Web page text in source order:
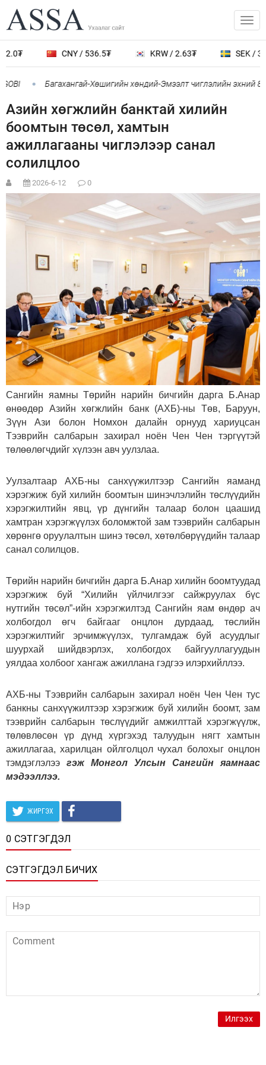
CNY / 536.5₮ KRW / 2.63₮ SEK /
Багахангай-Хөшигийн хөндий-Эмээлт чиглэлийн эхний 87
Азийн хөгжлийн банктай хилийн
боомтын төсөл, хамтын
ажиллагааны чиглэлээр санал
солилцлоо
2026-6-12 0
Сангийн яамны Төрийн нарийн бичгийн дарга Б.Анар
өнөөдөр Азийн хөгжлийн банк (АХБ)-ны Төв, Баруун,
Зүүн Ази болон Номхон далайн орнууд хариуцсан
Тээврийн салбарын захирал ноён Чен Чен тэргүүтэй
төлөөлөгчдийг хүлээн авч уулзлаа.
Уулзалтаар АХБ-ны санхүүжилтээр Сангийн яаманд
хэрэгжиж буй хилийн боомтын шинэчлэлийн төслүүдийн
хэрэгжилтийн явц, үр дүнгийн талаар болон цаашид
хамтран хэрэгжүүлэх боломжтой зам тээврийн салбарын
хөрөнгө оруулалтын шинэ төсөл, хөтөлбөрүүдийн талаар
санал солилцов.
Төрийн нарийн бичгийн дарга Б.Анар хилийн боомтуудад
хэрэгжиж буй “Хилийн үйлчилгээг сайжруулах бүс
нутгийн төсөл”-ийн хэрэгжилтэд Сангийн яам өндөр ач
холбогдол өгч байгааг онцлон дурдаад, төслийн
хэрэгжилтийг эрчимжүүлэх, тулгамдаж буй асуудлыг
шуурхай шийдвэрлэх, холбогдох байгууллагуудын
уялдаа холбоог хангаж ажиллана гэдгээ илэрхийллээ.
АХБ-ны Тээврийн салбарын захирал ноён Чен Чен тус
банкны санхүүжилтээр хэрэгжиж буй хилийн боомт, зам
тээврийн салбарын төслүүдийг амжилттай хэрэгжүүлж,
төлөвлөсөн үр дүнд хүргэхэд талуудын нягт хамтын
ажиллагаа, харилцан ойлголцол чухал болохыг онцлон
тэмдэглэлээ гэж Монгол Улсын Сангийн яамнаас
мэдээллээ.
ЖИРГЭХ
0 СЭТГЭГДЭЛ
СЭТГЭГДЭЛ БИЧИХ
Илгээх